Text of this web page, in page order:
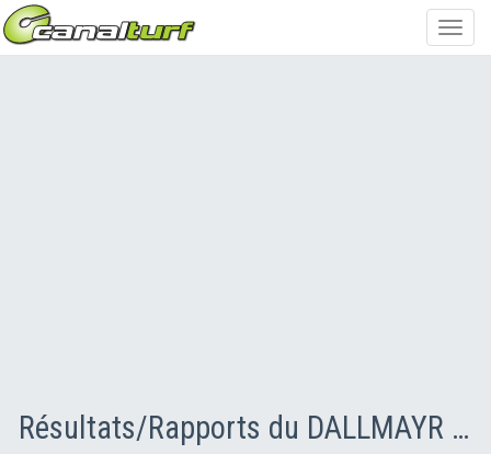
Résultats/Rapports du DALLMAYR SELEKTION DES JAHRES-RENNEN